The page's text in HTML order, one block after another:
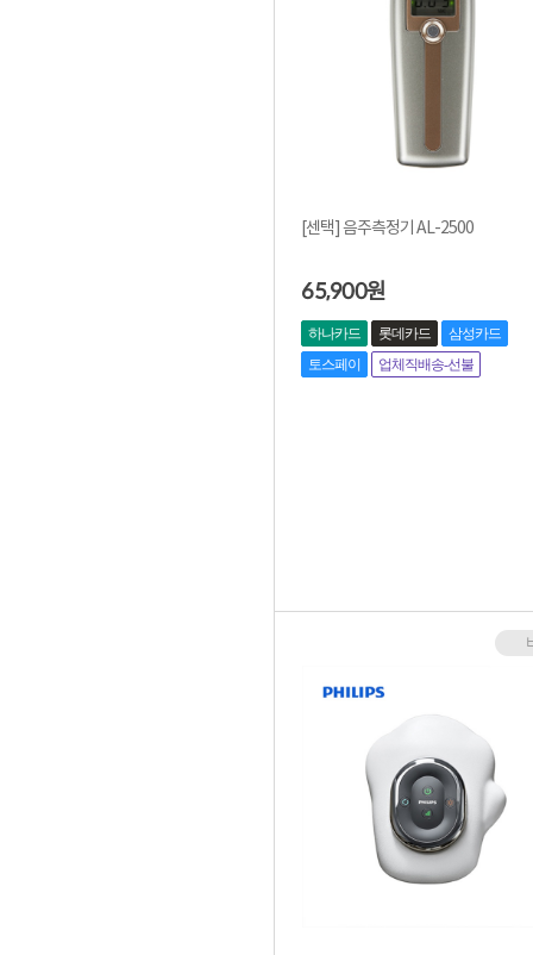
[센택] 음주측정기 AL-2500
65,900원
하나카드 롯데카드
삼성카드
토스페이
업체직배송-선불